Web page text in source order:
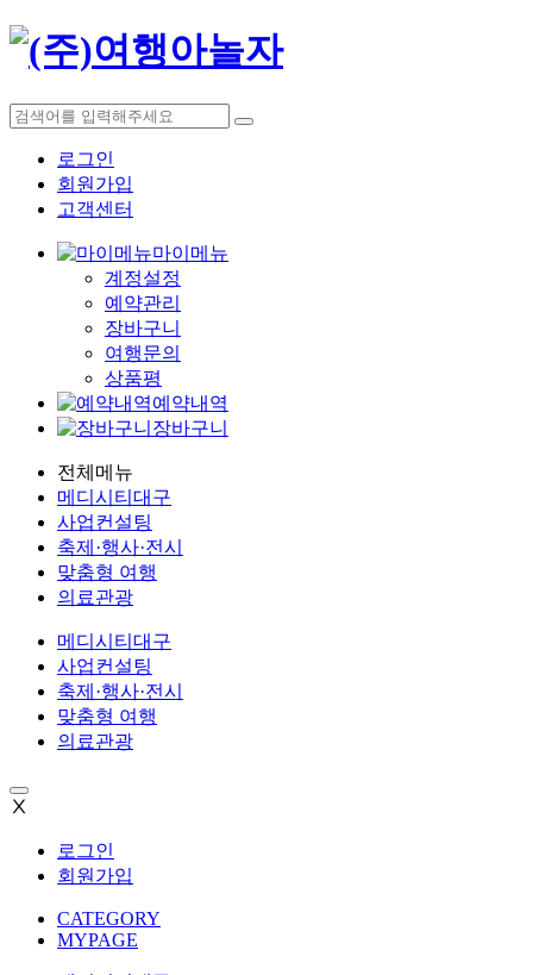
로그인
회원가입
고객센터
마이메뉴
계정설정
예약관리
장바구니
여행문의
상품평
예약내역
장바구니
전체메뉴
메디시티대구
사업컨설팅
축제·행사·전시
맞춤형 여행
의료관광
메디시티대구
사업컨설팅
축제·행사·전시
맞춤형 여행
의료관광
Ⅹ
로그인
회원가입
CATEGORY
MYPAGE